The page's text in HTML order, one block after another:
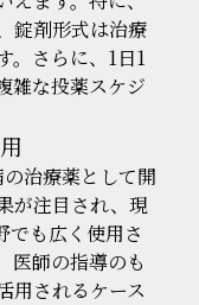
錠剤形式は治療
。さらに、1日1
雑な投薬スケジ
治療薬として開
が注目され、現
でも広く使用さ
医師の指導のも
用されるケース